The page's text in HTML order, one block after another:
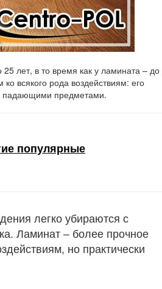
лет, в то время как у ламината – до
всякого рода воздействиям: его
падающими предметами.
популярные
легко убираются с
Ламинат – более прочное
но практически